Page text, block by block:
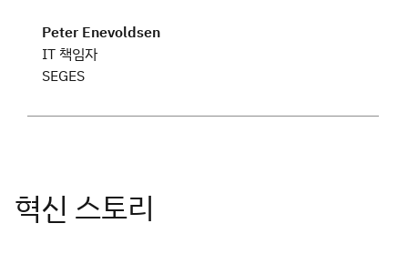
Peter Enevoldsen
IT 책임자
SEGES